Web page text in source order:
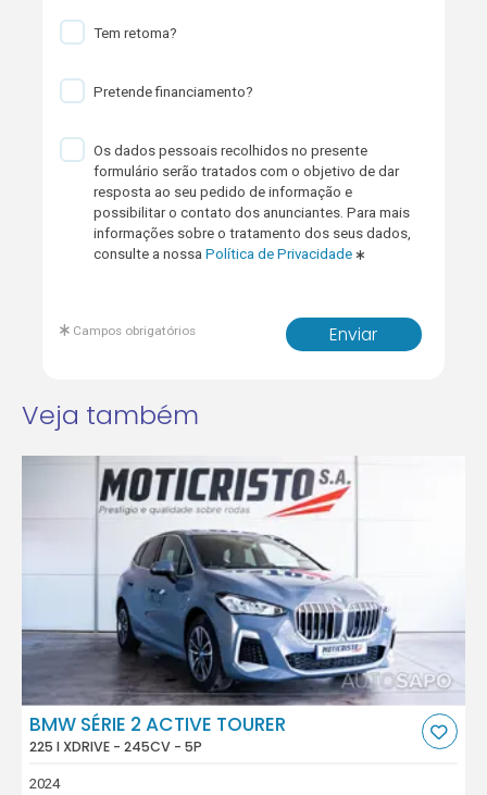
Tem retoma?
Pretende financiamento?
Os dados pessoais recolhidos no presente
formulário serão tratados com o objetivo de dar
resposta ao seu pedido de informação e
possibilitar o contato dos anunciantes. Para mais
informações sobre o tratamento dos seus dados,
consulte a nossaPolítica de Privacidade
Enviar
Campos obrigatórios
Veja também
BMW SÉRIE 2 ACTIVE TOURER
225 I XDRIVE - 245CV - 5P
2024